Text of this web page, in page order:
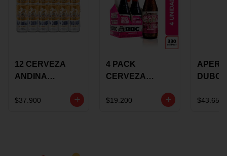
12 CERVEZA
ANDINA
LATON
$37.900
4 PACK
CERVEZA
ROSE BBC
$19.200
VINO
$43.650